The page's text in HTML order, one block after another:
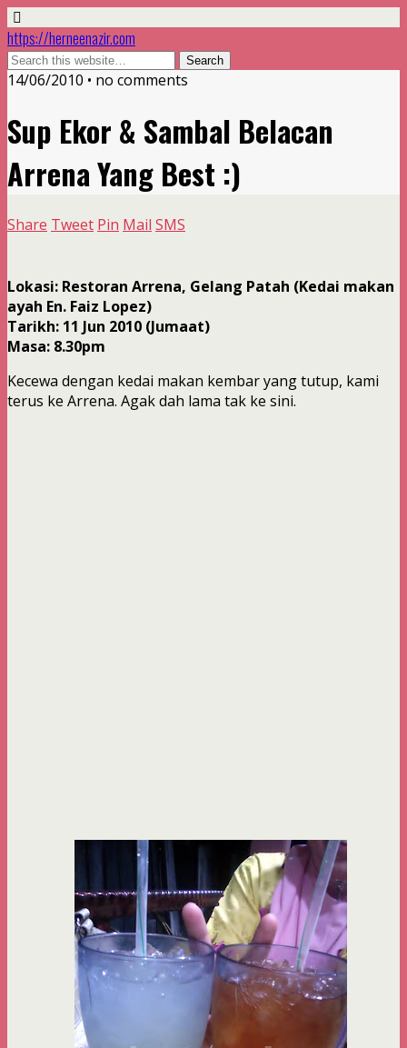
https://herneenazir.com
14/06/2010 • no comments
Sup Ekor & Sambal Belacan
Arrena Yang Best :)
Share Tweet Pin Mail SMS
Lokasi: Restoran Arrena, Gelang Patah (Kedai makan
ayah En. Faiz Lopez)
Tarikh: 11 Jun 2010 (Jumaat)
Masa: 8.30pm
Kecewa dengan kedai makan kembar yang tutup, kami
terus ke Arrena. Agak dah lama tak ke sini.